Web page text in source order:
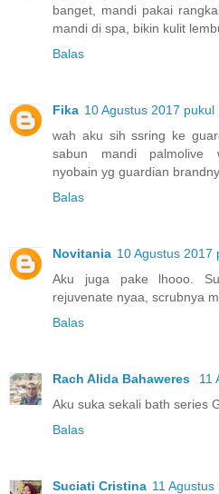
banget, mandi pakai
mandi di spa, bikin kulit
Balas
Fika 10 Agustus 2017 pukul
wah aku sih ssring ke
sabun mandi palmolive
nyobain yg guardian
Balas
Novitania 10 Agustus 2017
Aku juga pake lhooo.
rejuvenate nyaa, scrubnya
Balas
Rach Alida Bahaweres
11
Aku suka sekali bath series
Balas
Suciati Cristina 11